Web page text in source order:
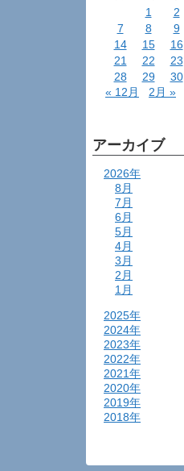
1
2
7
8 9
14
15 16
21
22 23
28
29 30
« 12月
2月 »
アーカイブ
2026年
8月
7月
6月
5月
4月
3月
2月
1月
2025年
2024年
2023年
2022年
2021年
2020年
2019年
2018年